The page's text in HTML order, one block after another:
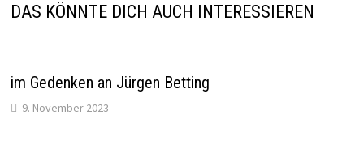
DAS KÖNNTE DICH AUCH INTERESSIEREN
im Gedenken an Jürgen Betting
9. November 2023